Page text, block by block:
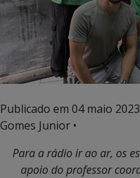
Publicado em 04 maio 2023
Gomes Junior •
Para a rádio ir ao ar, os
apoio do professor